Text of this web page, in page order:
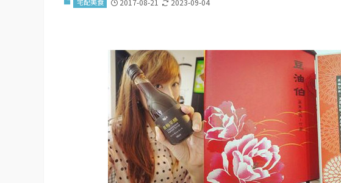
2017-08-21 2023-09-04